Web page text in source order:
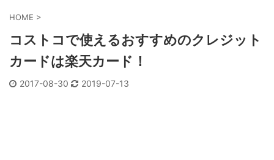
HOME >
コストコで使えるおすすめのクレジット
カードは楽天カード！
2017-08-30 2019-07-13